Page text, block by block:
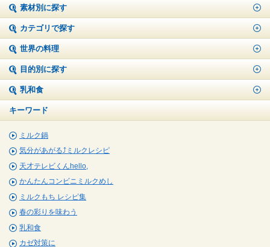
素材別に探す
カテゴリで探す
世界の料理
目的別に探す
乳和食
キーワード
ミルク鍋
気分があがる⤴ミルクレシピ
天才テレビくんhello,
かんたんコンビニミルクめし
ミルクもち レシピ集
春の彩りを味わう
乳和食
カゼ対策に